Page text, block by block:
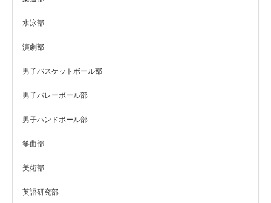
水泳部
演劇部
男子バスケットボール部
男子バレーボール部
男子ハンドボール部
筝曲部
美術部
英語研究部